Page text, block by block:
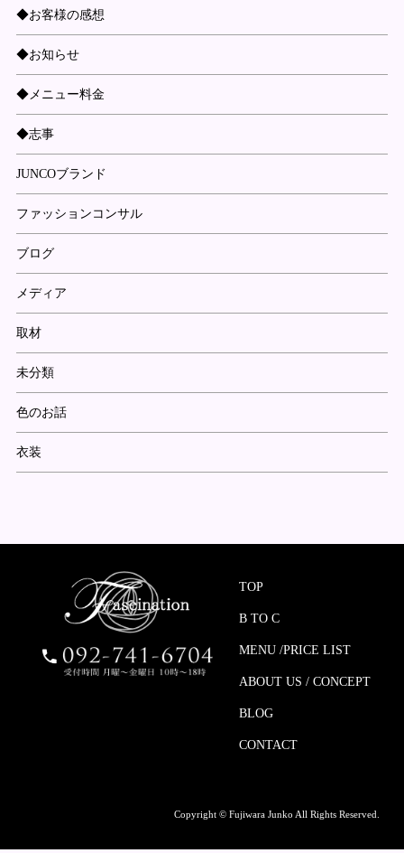
◆お客様の感想
◆お知らせ
◆メニュー料金
◆志事
JUNCOブランド
ファッションコンサル
ブログ
メディア
取材
未分類
色のお話
衣装
TOP
B TO C
MENU /PRICE LIST
ABOUT US / CONCEPT
BLOG
CONTACT
Copyright © Fujiwara Junko All Rights Reserved.